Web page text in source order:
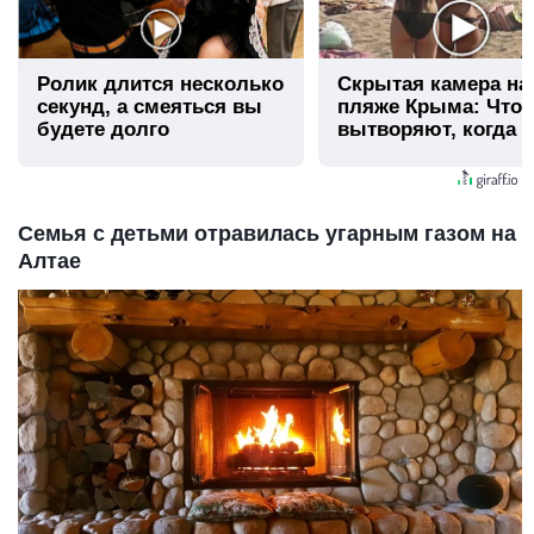
Ролик длится несколько
секунд, а смеяться вы
будете долго
Скрытая камера на
пляже Крыма: Что
вытворяют, когда
Семья с детьми отравилась угарным газом на
Алтае